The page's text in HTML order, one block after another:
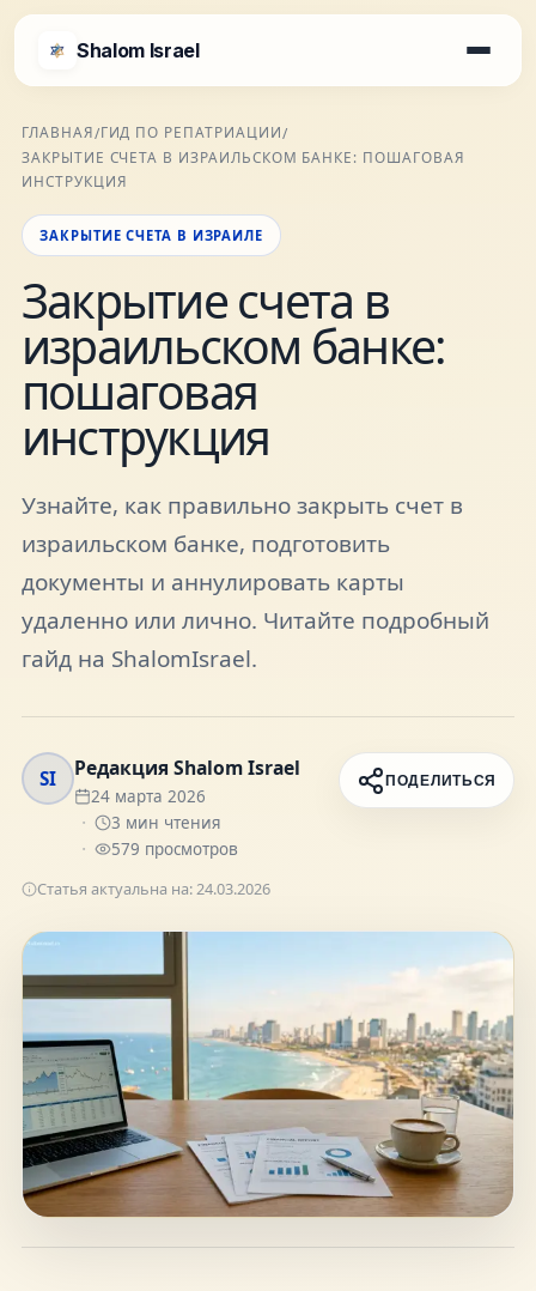
Shalom Israel
Блог
Афиша
Новости
Специалисты
О нас
Присоединяйтесь к нам
Получайте актуальные новости и советы о
Telegram
hello@shalomisrael.ru
ГЛАВНАЯ/ГИД ПО РЕПАТРИАЦИИ/
ЗАКРЫТИЕ СЧЕТА В ИЗРАИЛЬСКОМ БАНКЕ: ПОШАГОВАЯ
ИНСТРУКЦИЯ
ЗАКРЫТИЕ СЧЕТА В ИЗРАИЛЕ
Закрытие счета в
израильском банке:
пошаговая
инструкция
Узнайте, как правильно закрыть счет в
израильском банке, подготовить
документы и аннулировать карты
удаленно или лично. Читайте подробный
гайд на ShalomIsrael.
SI Редакция Shalom Israel
24 марта 2026
3 мин чтения
579 просмотров
ПОДЕЛИТЬСЯ
Статья актуальна на: 24.03.2026